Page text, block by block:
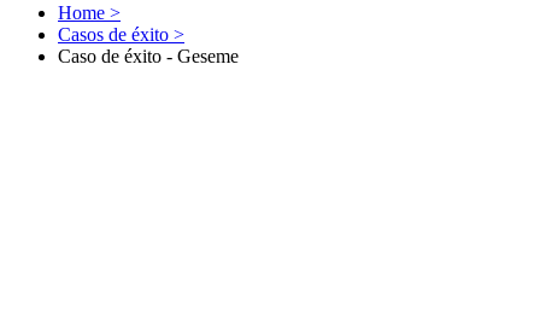
Home >
Casos de éxito >
Caso de éxito - Geseme